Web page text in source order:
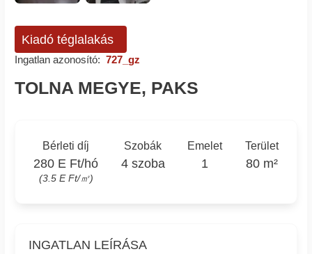
Kiadó téglalakás
Ingatlan azonosító: 727_gz
TOLNA MEGYE, PAKS
Bérleti díj
280 E Ft/hó
(3.5 E Ft/㎡)
Szobák
4 szoba
Emelet
1
Terület
80 m²
INGATLAN LEÍRÁSA